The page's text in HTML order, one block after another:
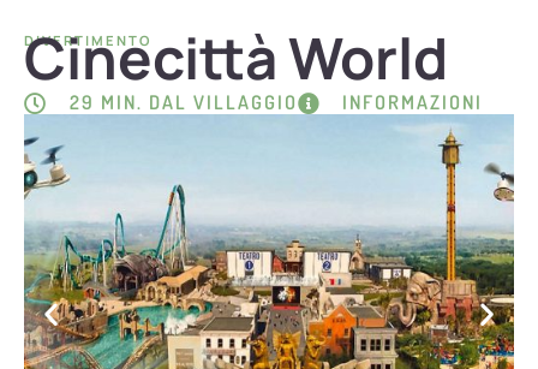
DIVERTIMENTO
Cinecittà World
29 MIN. DAL VILLAGGIO INFORMAZIONI